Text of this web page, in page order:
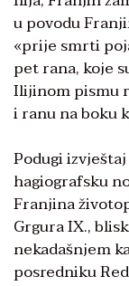
u povodu
«prije smrti
pet rana, koje
Ilijinom pismu
i ranu na boku
Podugi
hagiografsku
Franjina
Grgura IX.,
nekadašnjem
posredniku